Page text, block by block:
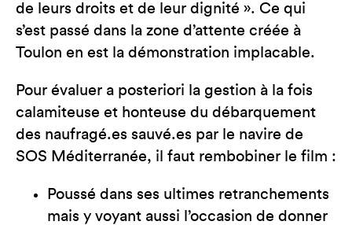
de leurs droits et de leur dignité ». Ce qui
s’est passé dans la zone d’attente créée à
Toulon en est la démonstration implacable.
Pour évaluer a posteriori la gestion à la fois
calamiteuse et honteuse du débarquement
des naufragé.es sauvé.es par le navire de
SOS Méditerranée, il faut rembobiner le film :
Poussé dans ses ultimes retranchements
mais y voyant aussi l’occasion de donner